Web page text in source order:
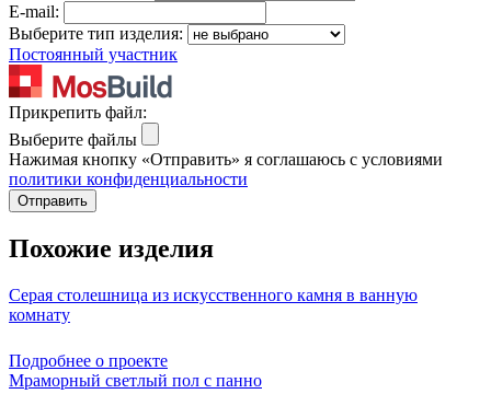
E-mail:
Выберите тип изделия:
Постоянный участник
Прикрепить файл:
Выберите файлы
Нажимая кнопку «Отправить» я соглашаюсь с условиями
политики конфиденциальности
Отправить
Похожие изделия
Серая столешница из искусственного камня в ванную
комнату
Подробнее о проекте
Мраморный светлый пол с панно